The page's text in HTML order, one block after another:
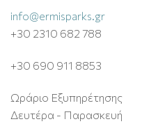
info@ermisparks.gr
+30 2310 682 788
+30 690 911 8853
Ωράριο Εξυπηρέτησης
Δευτέρα - Παρασκευή